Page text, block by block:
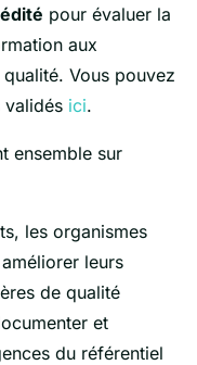
pour évaluer la
aux
Vous pouvez
validés ici.
les organismes
leurs
de qualité
et
du référentiel